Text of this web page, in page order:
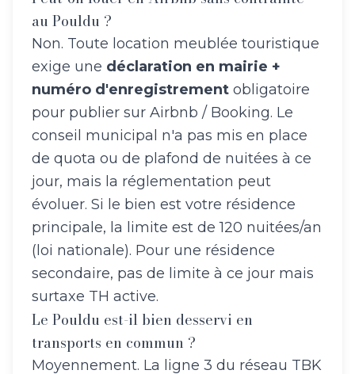
au Pouldu ?
Non. Toute location meublée touristique
exige une déclaration en mairie +
numéro d'enregistrement obligatoire
pour publier sur Airbnb / Booking. Le
conseil municipal n'a pas mis en place
de quota ou de plafond de nuitées à ce
jour, mais la réglementation peut
évoluer. Si le bien est votre résidence
principale, la limite est de 120 nuitées/an
(loi nationale). Pour une résidence
secondaire, pas de limite à ce jour mais
surtaxe TH active.
Le Pouldu est-il bien desservi en
transports en commun ?
Moyennement. La ligne 3 du réseau TBK